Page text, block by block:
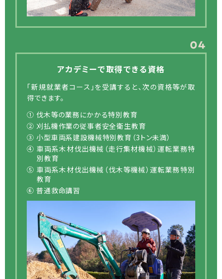
アカデミーで取得できる資格
「新規就業者コース」を受講すると、次の資格等が取
得できます。
① 伐木等の業務にかかる特別教育
② 刈払機作業の従事者安全衛生教育
③ 小型車両系建設機械特別教育（3トン未満）
④ 車両系木材伐出機械（走行集材機械）運転業務特
別教育
⑤ 車両系木材伐出機械（伐木等機械）運転業務特別
教育
⑥ 普通救命講習